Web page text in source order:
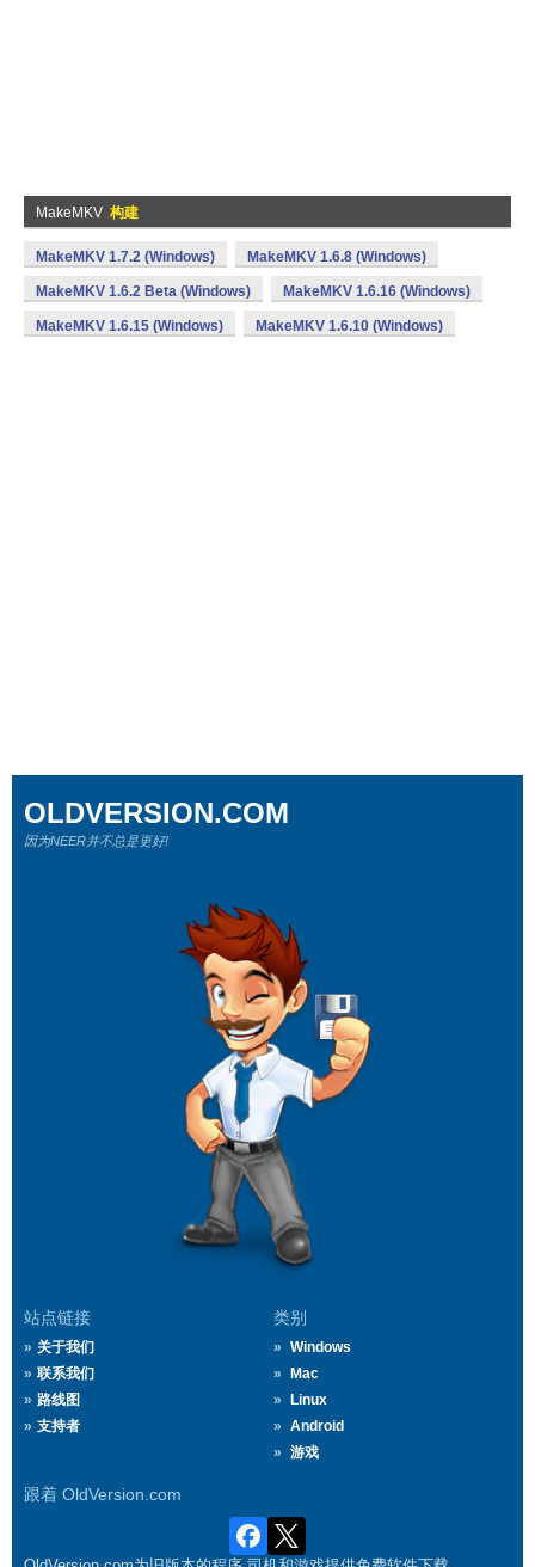
MakeMKV 构建
MakeMKV 1.7.2 (Windows) MakeMKV 1.6.8 (Windows)
MakeMKV 1.6.2 Beta (Windows) MakeMKV 1.6.16 (Windows)
MakeMKV 1.6.15 (Windows) MakeMKV 1.6.10 (Windows)
站点链接
关于我们
联系我们
路线图
支持者
类别
Windows
Mac
Linux
Android
游戏
跟着 OldVersion.com
OLDVERSION.COM
因为NEER并不总是更好!